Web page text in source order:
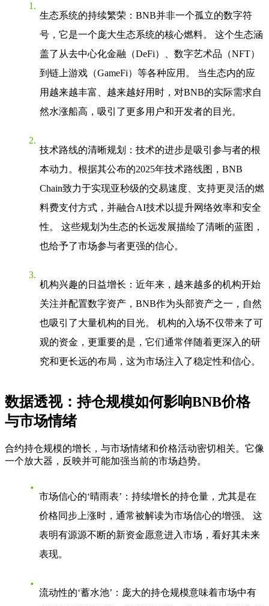
生态系统的持续繁荣 ：BNB并非一个孤立的数字符
号，它是一个庞大生态系统的核心燃料。 这个生态涵
盖了从去中心化金融（DeFi）、数字艺术品（NFT）
到链上游戏（GameFi）等各种应用。 当生态内的应
用越来越丰富、越来越好用时，对BNB的实际需求自
然水涨船高，吸引了更多用户和开发者的目光。
技术路线的清晰规划
：技术的进步是吸引参与者的根
本动力。根据其公布的2025年技术路线图，BNB
Chain致力于实现亚秒级的交易速度、支持更灵活的燃
料费支付方式，并融合AI技术以提升网络效率和安全
性。 这些规划为生态的长远发展描绘了清晰的蓝图，
也给予了市场参与者更强的信心。
机构兴趣的日益增长 ：近年来，越来越多的机构开始
关注并配置数字资产，BNB作为头部资产之一，自然
也吸引了大量机构的目光。 机构的入场不仅带来了可
观的资金，更重要的是，它们通常伴随着更深入的研
究和更长远的布局，这为市场注入了稳定性和信心。
数据透视：持仓规模如何影响BNB价格
与市场情绪
合约持仓规模的增长，与市场情绪和价格活动密切相关。它像
一个放大器，反映并可能加强当前的市场趋势。
市场信心的‘晴雨表’ ：持续增长的持仓量，尤其是在
价格同步上涨时，通常被解读为市场信心的增强。 这
表明有源源不断的新资金愿意进入市场，看好其未来
表现。
流动性的‘蓄水池’ ：庞大的持仓规模意味着市场中有